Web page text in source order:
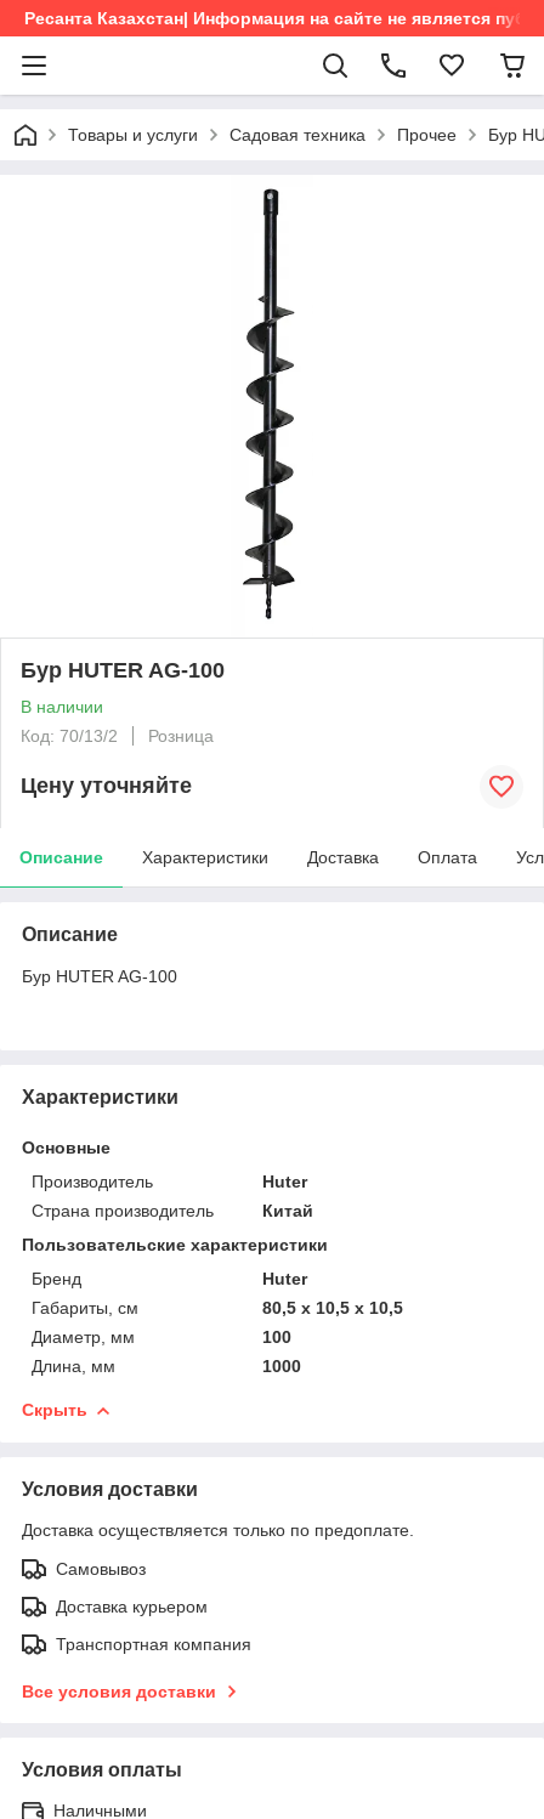
Ресанта Казахстан| Информация на сайте не является
Товары и услуги Садовая техника Прочее Бур
Бур HUTER AG-100
В наличии
Код: 70/13/2
Розница
Цену уточняйте
Описание Характеристики Доставка Оплата
Описание
Бур HUTER AG-100
Характеристики
Основные
Производитель
Huter
Страна производитель
Китай
Пользовательские характеристики
Бренд
Huter
Габариты, см
80,5 х 10,5 х 10,5
Диаметр, мм
100
Длина, мм
1000
Скрыть
Условия доставки
Доставка осуществляется только по предоплате.
Самовывоз
Доставка курьером
Транспортная компания
Все условия доставки
Условия оплаты
Наличными